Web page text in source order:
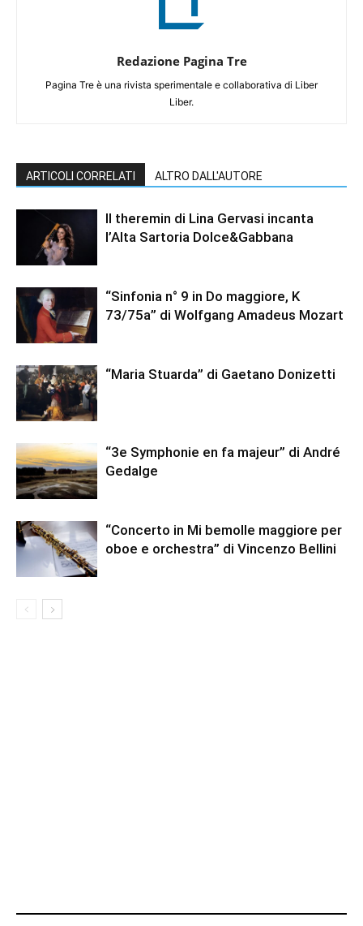
Redazione Pagina Tre
Pagina Tre è una rivista sperimentale e collaborativa di Liber
Liber.
ARTICOLI CORRELATI ALTRO DALL'AUTORE
Il theremin di Lina Gervasi incanta
l’Alta Sartoria Dolce&Gabbana
“Sinfonia n° 9 in Do maggiore, K
73/75a” di Wolfgang Amadeus Mozart
“Maria Stuarda” di Gaetano Donizetti
“3e Symphonie en fa majeur” di André
Gedalge
“Concerto in Mi bemolle maggiore per
oboe e orchestra” di Vincenzo Bellini